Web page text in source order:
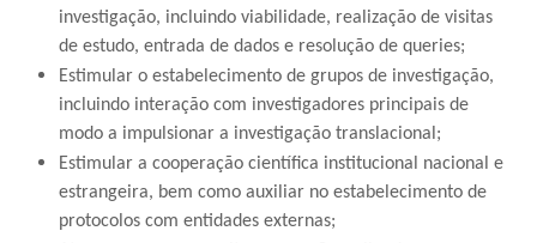
investigação, incluindo viabilidade, realização de visitas
de estudo, entrada de dados e resolução de queries;
Estimular o estabelecimento de grupos de investigação,
incluindo interação com investigadores principais de
modo a impulsionar a investigação translacional;
Estimular a cooperação científica institucional nacional e
estrangeira, bem como auxiliar no estabelecimento de
protocolos com entidades externas;